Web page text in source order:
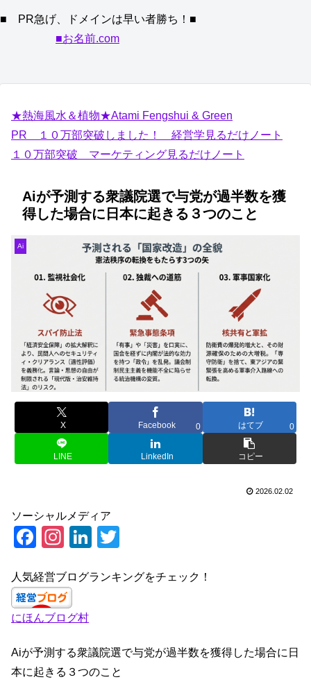
■ PR急げ、ドメインは早い者勝ち！■
■お名前.com
★熱海風水＆植物★Atami Fengshui & Green
PR １０万部突破しました！ 経営学見るだけノート
１０万部突破 マーケティング見るだけノート
Aiが予測する衆議院選で与党が過半数を獲
得した場合に日本に起きる３つのこと
Ai
X Facebook 0 はてブ 0
LINE LinkedIn コピー
2026.02.02
ソーシャルメディア
F
c
e
b
o
o
In
a
gr
a
m
Li
k
n
tt
人気経営ブログランキングをチェック！
にほんブログ村
Aiが予測する衆議院選で与党が過半数を獲得した場合に日
本に起きる３つのこと